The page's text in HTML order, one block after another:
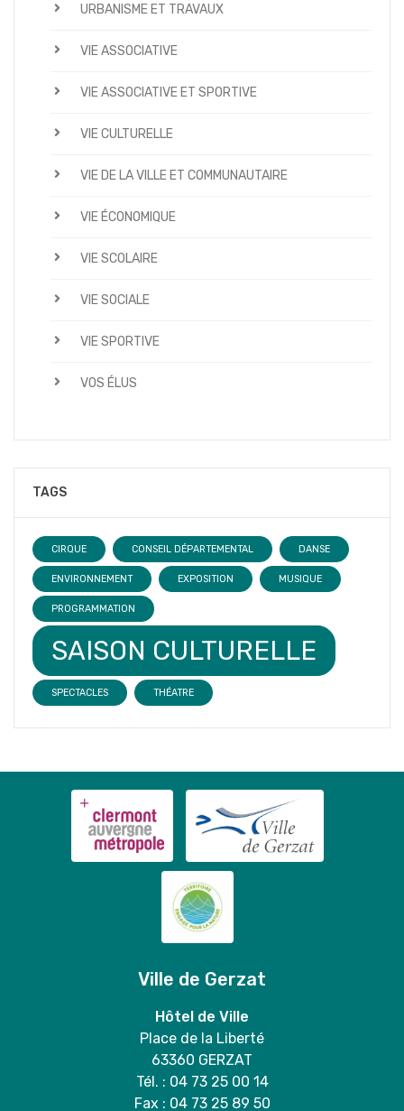
URBANISME ET TRAVAUX
VIE ASSOCIATIVE
VIE ASSOCIATIVE ET SPORTIVE
VIE CULTURELLE
VIE DE LA VILLE ET COMMUNAUTAIRE
VIE ÉCONOMIQUE
VIE SCOLAIRE
VIE SOCIALE
VIE SPORTIVE
VOS ÉLUS
TAGS
CIRQUE CONSEIL DÉPARTEMENTAL DANSE
ENVIRONNEMENT EXPOSITION MUSIQUE
PROGRAMMATION
SAISON CULTURELLE
SPECTACLES THÉATRE
Ville de Gerzat
Hôtel de Ville
Place de la Liberté
63360 GERZAT
Tél. : 04 73 25 00 14
Fax : 04 73 25 89 50